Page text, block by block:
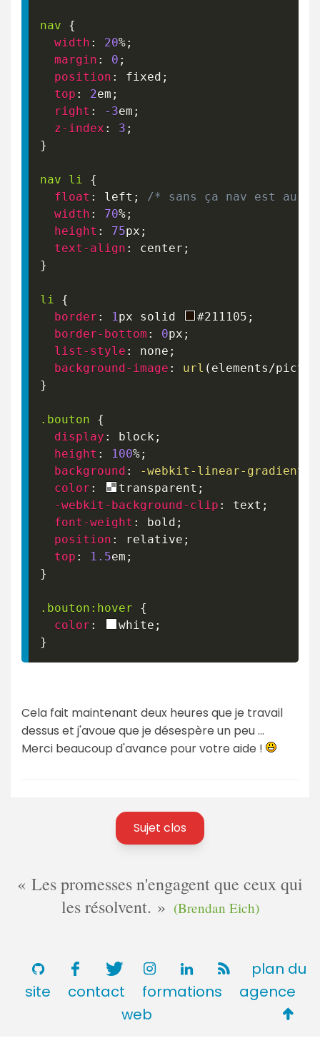
nav
{
width : 20%;
margin : 0 ;
position : fixed ;
top : 2em ;
right : -3em ;
z-index : 3 ;
}
nav li
{
float : left ;
/* sans ça nav est au
width : 70%;
height : 75px ;
text-align : center ;
}
li
{
border : 1 px solid #211105 ;
border-bottom : 0px ;
list-style : none ;
background-image : url ( elements/
}
.bouton
{
display : block ;
height : 100%;
background : -webkit-linear-gradient
color : transparent ;
-webkit-background-clip : text ;
font-weight : bold ;
position : relative ;
top : 1.5em ;
}
.bouton :hover
{
color : white ;
}
Cela fait maintenant deux heures que je travail
dessus et j'avoue que je désespère un peu ...
Merci beaucoup d'avance pour votre aide !
Sujet clos
Les promesses n'engagent que ceux qui
les résolvent.
(Brendan Eich)
plan du
site
contact formations
agence
web